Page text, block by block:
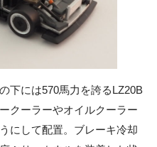
下には570馬力を誇るLZ20B
クーラーやオイルクーラー
にして配置。ブレーキ冷却